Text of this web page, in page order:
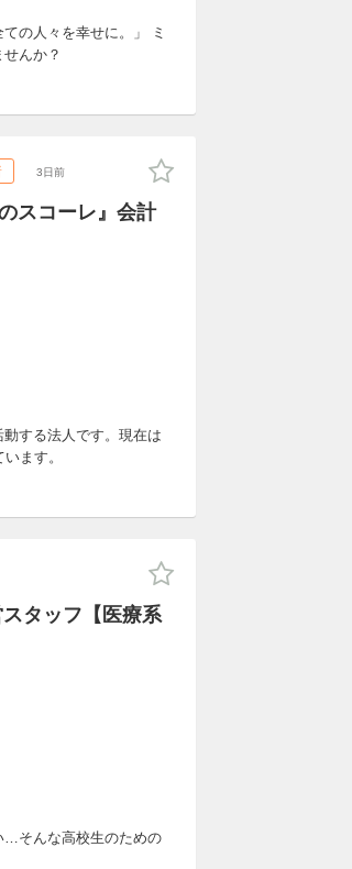
の人々を幸せに。」 ミ
んか？
3日前
スコーレ』会計
する法人です。現在は
ます。
タッフ【医療系
…そんな高校生のための